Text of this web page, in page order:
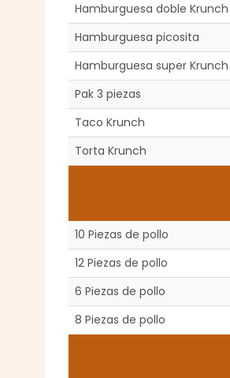
Hamburguesa doble Krunch
Hamburguesa picosita
Hamburguesa super Krunch
Pak 3 piezas
Taco Krunch
Torta Krunch
10 Piezas de pollo
12 Piezas de pollo
6 Piezas de pollo
8 Piezas de pollo